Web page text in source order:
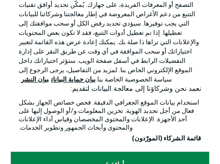
تطبيق الدوري الألماني
Official Partners
التصفح أو المعرفات الفريدة، على جهازك. يُمكّن تحديد أوافق تقنيات
التتبع من دعم الأغراض المعروضة في إطار معالجتنا وشركائنا للبيانات
التي يجب توفيرها. سيؤدي تحديد رفض الكل أو سحب موافقتك إلى
تعطيلها. إذا تم تعطيل أدوات التتبع، فقد لا تكون بعض المحتويات
والإعلانات التي تراها ذا صلة بك. يمكنك إعادة عرض هذه القائمة لتغيير
اختياراتك أو سحب الموافقة في أي وقت عن طريق النقر على إدارة
التفضيلات الرابط في أسفل صفحة الويب. ستؤثر اختياراتك داخل
الموقع الإلكتروني الخاص بنا. لمزيد من التفاصيل، يرجى الرجوع إلى
سياسة الخصوصية الخاصة بنا.بيان حماية البيانات بيان النشر
نعمد نحن وشركاؤنا إلى معالجة البيانات لتقديم:
استخدام بيانات الموقع الجغرافي الدقيقة. فحص خصائص الجهاز بشكل
فعال من أجل تحديد الهوية. تخزين المعلومات و/أو الوصول إليها على
أحد الأجهزة. الإعلانات والمحتوى المخصصان وقياس أداء الإعلانات
والمحتوى وأبحاث الجمهور وتطوير الخدمات.
قائمة الشركاء (المورّدون)